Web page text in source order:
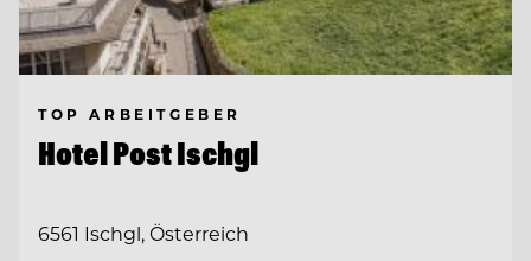
TOP ARBEITGEBER
Hotel Post Ischgl
6561 Ischgl, Österreich